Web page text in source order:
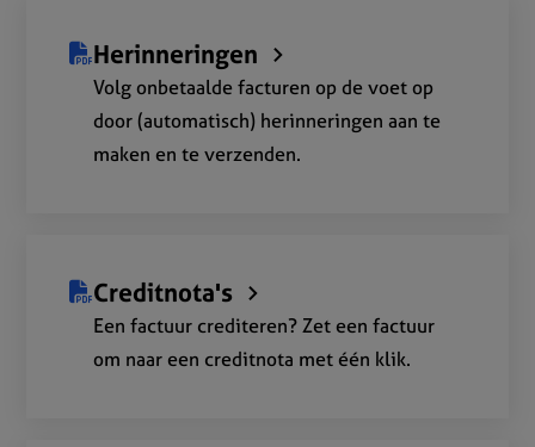
Herinneringen
Volg onbetaalde facturen op de voet op
door (automatisch) herinneringen aan te
maken en te verzenden.
Creditnota's
Een factuur crediteren? Zet een factuur
om naar een creditnota met één klik.